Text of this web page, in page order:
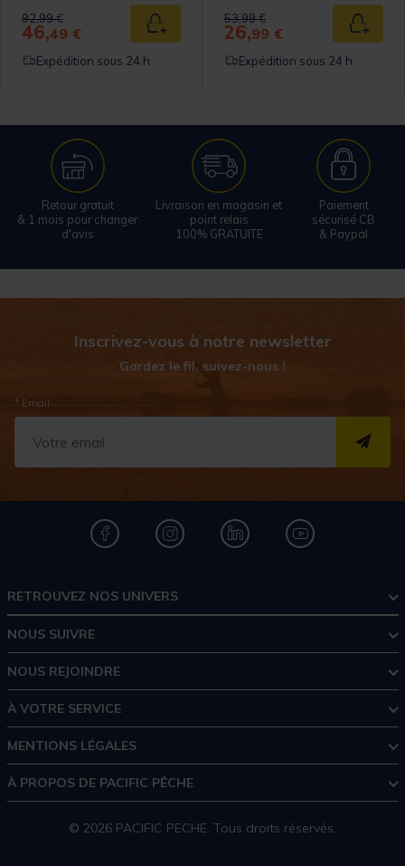
panier
Price reduced from
92,99 €to
46,49 € Ajouter au panier
Expédition sous 24 h
Price reduced from
53,99 €to
26,99 €
Expédition sous 24 h
Retour gratuit
& 1 mois pour changer
d'avis
Livraison en magasin et
point relais
100% GRATUITE
Paiement
sécurisé CB
& Paypal
Inscrivez-vous à notre newsletter
Gardez le fil, suivez-nous !
* Email
RETROUVEZ NOS UNIVERS
NOUS SUIVRE
NOUS REJOINDRE
À VOTRE SERVICE
MENTIONS LÉGALES
À PROPOS DE PACIFIC PÊCHE
© 2026 PACIFIC PECHE. Tous droits réservés.